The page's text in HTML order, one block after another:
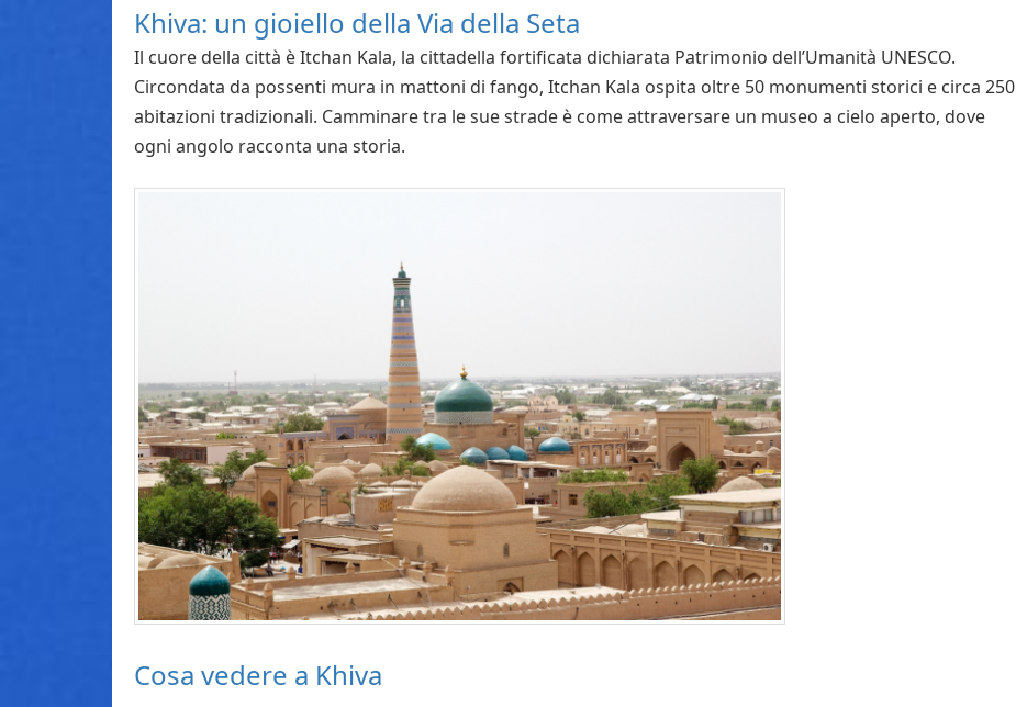
Khiva: un gioiello della Via della Seta
Il cuore della città è Itchan Kala, la cittadella fortificata dichiarata Patrimonio dell’Umanità UNESCO.
Circondata da possenti mura in mattoni di fango, Itchan Kala ospita oltre 50 monumenti storici e circa 250
abitazioni tradizionali. Camminare tra le sue strade è come attraversare un museo a cielo aperto, dove
ogni angolo racconta una storia.
Cosa vedere a Khiva